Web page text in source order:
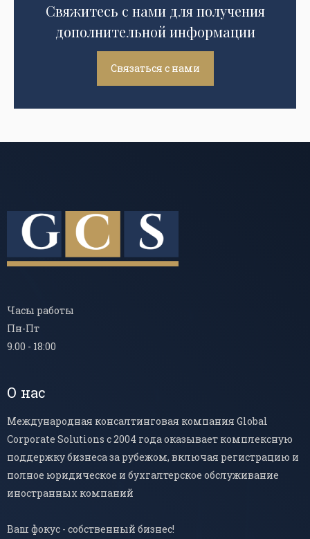
Свяжитесь с нами для получения
дополнительной информации
Связаться с нами
Часы работы
Пн-Пт
9.00 - 18:00
О нас
Международная консалтинговая компания Global
Corporate Solutions с 2004 года оказывает комплексную
поддержку бизнеса за рубежом, включая регистрацию и
полное юридическое и бухгалтерское обслуживание
иностранных компаний
Ваш фокус - собственный бизнес!